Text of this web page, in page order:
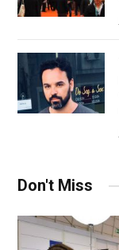
Don't Miss